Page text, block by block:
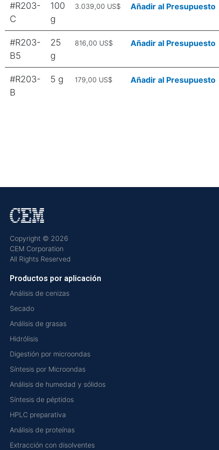
#R203-
C
100
g
3.039,00 US$ Añadir al Presupuesto
#R203-
B5
25
g
816,00 US$ Añadir al Presupuesto
#R203-
B
5 g 179,00 US$ Añadir al Presupuesto
Copyright © 2026
CEM Corporation
All Rights Reserved
Productos por aplicación
Análisis de cenizas
Secado
Análisis de grasas
Hidrólisis
Digestión por microondas
Síntesis por Microondas
Análisis de humedad y sólidos
Síntesis de péptidos
HPLC preparativa
Análisis de proteínas
Extracción con disolventes